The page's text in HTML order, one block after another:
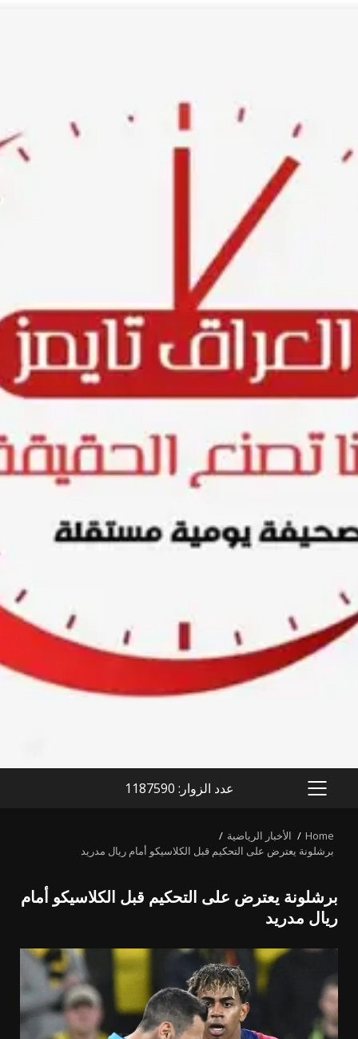
PRIMARY
عدد الزوار: 1187590
Home
الأخبار الرياضية
برشلونة يعترض على التحكيم قبل الكلاسيكو أمام ريال مدريد
برشلونة يعترض على التحكيم قبل الكلاسيكو أمام
ريال مدريد